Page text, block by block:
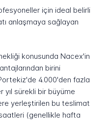
için ideal belirli
anlaşmaya sağlayan
konusunda Nacex'in
birini
4.000'den fazla
yıl sürekli bir büyüme
yerleştirilen bu teslimat
(genellikle hafta